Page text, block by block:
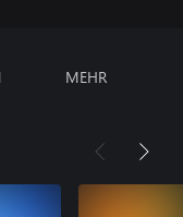
MEHR